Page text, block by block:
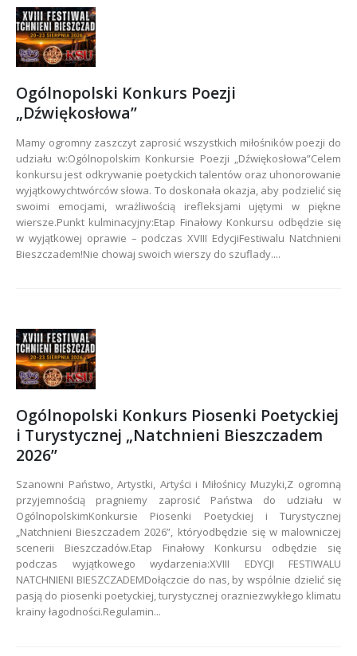
Ogólnopolski Konkurs Poezji
„Dźwiękosłowa”
Mamy ogromny zaszczyt zaprosić wszystkich miłośników poezji do
udziału w:Ogólnopolskim Konkursie Poezji „Dźwiękosłowa”Celem
konkursu jest odkrywanie poetyckich talentów oraz uhonorowanie
wyjątkowychtwórców słowa. To doskonała okazja, aby podzielić się
swoimi emocjami, wrażliwością irefleksjami ujętymi w piękne
wiersze.Punkt kulminacyjny:Etap Finałowy Konkursu odbędzie się
w wyjątkowej oprawie – podczas XVIII EdycjiFestiwalu Natchnieni
Bieszczadem!Nie chowaj swoich wierszy do szuflady....
Ogólnopolski Konkurs Piosenki Poetyckiej
i Turystycznej „Natchnieni Bieszczadem
2026”
Szanowni Państwo, Artystki, Artyści i Miłośnicy Muzyki,Z ogromną
przyjemnością pragniemy zaprosić Państwa do udziału w
OgólnopolskimKonkursie Piosenki Poetyckiej i Turystycznej
„Natchnieni Bieszczadem 2026”, któryodbędzie się w malowniczej
scenerii Bieszczadów.Etap Finałowy Konkursu odbędzie się
podczas wyjątkowego wydarzenia:XVIII EDYCJI FESTIWALU
NATCHNIENI BIESZCZADEMDołączcie do nas, by wspólnie dzielić się
pasją do piosenki poetyckiej, turystycznej orazniezwykłego klimatu
krainy łagodności.Regulamin...